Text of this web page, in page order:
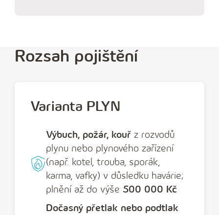
e
t
e
o
n
n
í
Rozsah pojištění
Varianta PLYN
Výbuch, požár, kouřz rozvodů
plynu nebo plynového zařízení
(např. kotel, trouba, sporák,
karma, vafky) v důsledku havárie;
plnění až do výše 500 000 Kč
Dočasný přetlak nebo podtlak